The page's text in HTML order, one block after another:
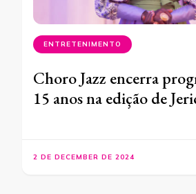
ENTRETENIMENTO
Choro Jazz encerra
15 anos na edição de
2 DE DECEMBER DE 2024